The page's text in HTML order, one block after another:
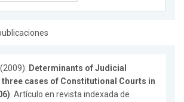
(2009). Determinants of Judicial
three cases of Constitutional Courts in
. Artículo en revista indexada de